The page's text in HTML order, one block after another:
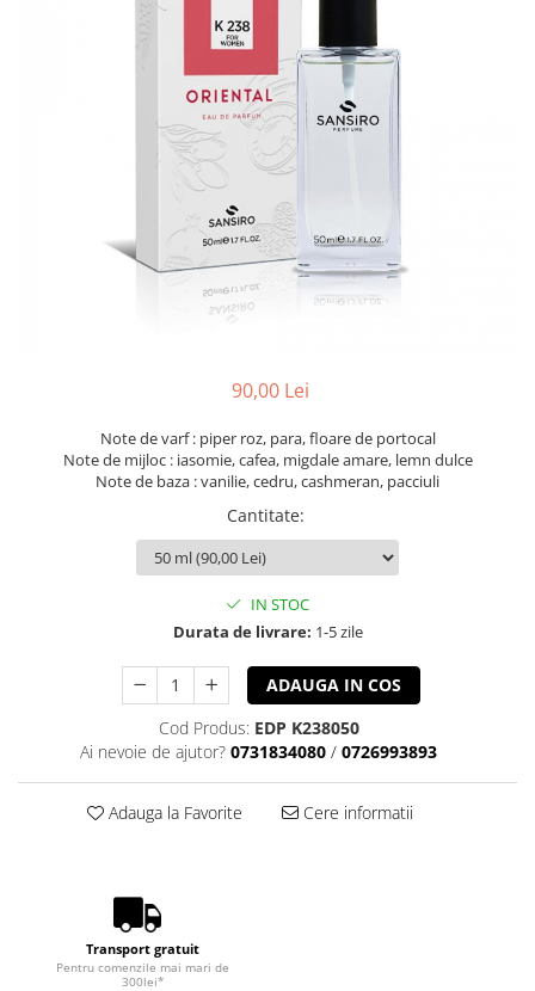
90,00 Lei
Note de varf : piper roz, para, floare de portocal
Note de mijloc : iasomie, cafea, migdale amare, lemn dulce
Note de baza : vanilie, cedru, cashmeran, pacciuli
Cantitate:
IN STOC
Durata de livrare: 1-5 zile
ADAUGA IN COS
Cod Produs: EDP K238050
Ai nevoie de ajutor? 0731834080 / 0726993893
Adauga la Favorite Cere informatii
Transport gratuit
Pentru comenzile mai mari de
300lei*